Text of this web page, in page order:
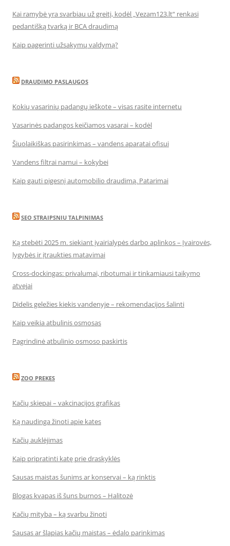
Kai ramybė yra svarbiau už greitį, kodėl „Vezam123.lt“ renkasi
pedantišką tvarką ir BCA draudimą
Kaip pagerinti užsakymų valdymą?
DRAUDIMO PASLAUGOS
Kokių vasarinių padangų ieškote – visas rasite internetu
Vasarinės padangos keičiamos vasarai – kodėl
Šiuolaikiškas pasirinkimas – vandens aparatai ofisui
Vandens filtrai namui – kokybei
Kaip gauti pigesnį automobilio draudimą. Patarimai
SEO STRAIPSNIU TALPINIMAS
Ką stebėti 2025 m. siekiant įvairialypės darbo aplinkos – Įvairovės,
lygybės ir įtraukties matavimai
Cross-dockingas: privalumai, ribotumai ir tinkamiausi taikymo
atvejai
Didelis geležies kiekis vandenyje – rekomendacijos šalinti
Kaip veikia atbulinis osmosas
Pagrindinė atbulinio osmoso paskirtis
ZOO PREKES
Kačių skiepai – vakcinacijos grafikas
Ką naudinga žinoti apie kates
Kačių auklėjimas
Kaip pripratinti katę prie draskyklės
Sausas maistas šunims ar konservai – ką rinktis
Blogas kvapas iš šuns burnos – Halitozė
Kačių mityba – ką svarbu žinoti
Sausas ar šlapias kačių maistas – ėdalo parinkimas